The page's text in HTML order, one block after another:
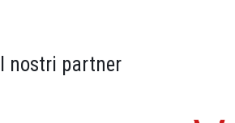
I nostri partner